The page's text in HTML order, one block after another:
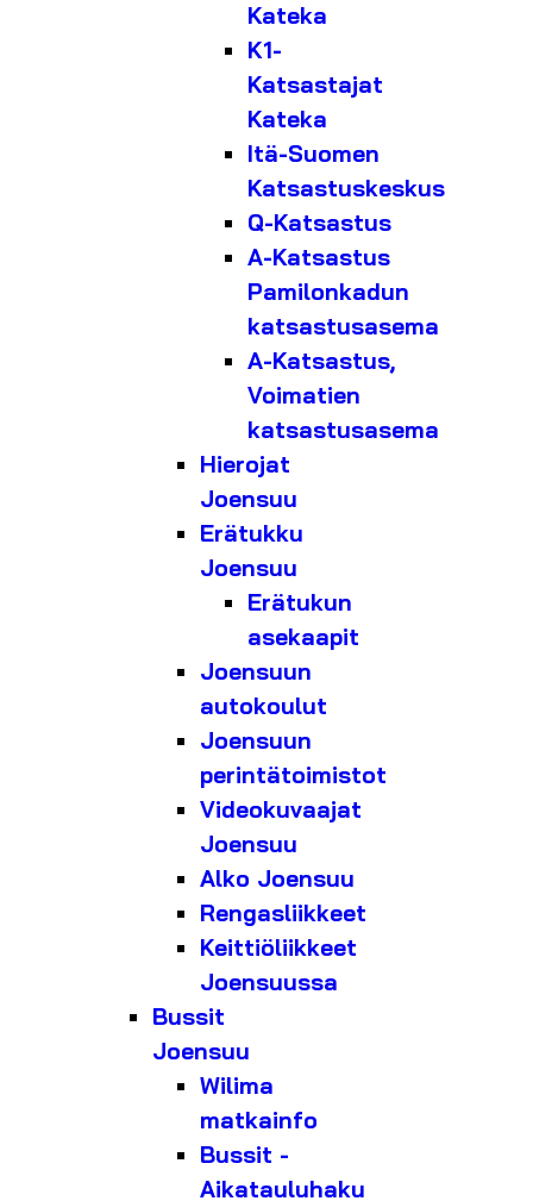
Kateka
K1-
Katsastajat
Kateka
Itä-Suomen
Katsastuskeskus
Q-Katsastus
A-Katsastus
Pamilonkadun
katsastusasema
A-Katsastus,
Voimatien
katsastusasema
Hierojat
Joensuu
Erätukku
Joensuu
Erätukun
asekaapit
Joensuun
autokoulut
Joensuun
perintätoimistot
Videokuvaajat
Joensuu
Alko Joensuu
Rengasliikkeet
Keittiöliikkeet
Joensuussa
Bussit
Joensuu
Wilima
matkainfo
Bussit -
Aikatauluhaku